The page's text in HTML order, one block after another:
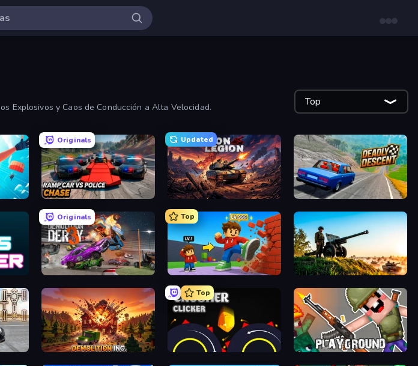
Explosivos y Caos de Conducción a Alta Velocidad. Top
Originals
Ramp Car VS Police: CHASE
Updated
Iron Legion Deadly Descent
Originals
Demolition Derby 3
Top
Obby: +1 Click Wall Breaker Artillery Vs Tanks
Demolition Inc.
Top
Crusher Clicker Playground